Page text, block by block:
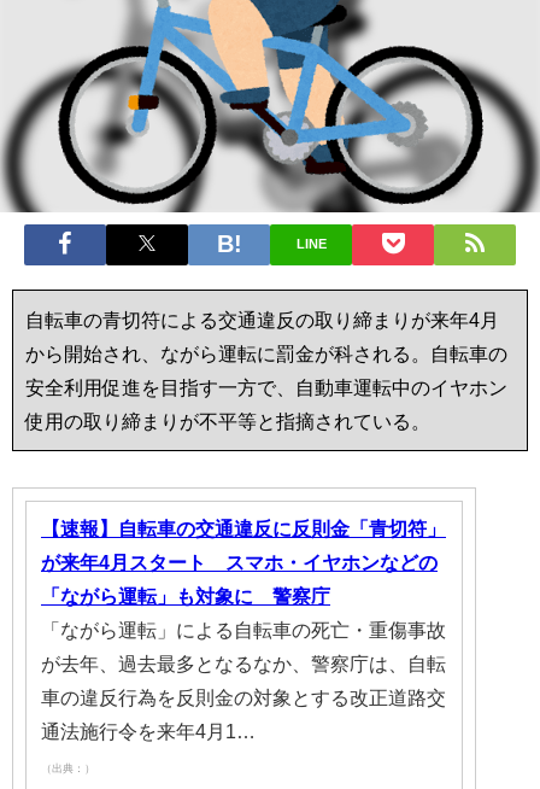
LINE
自転車の青切符による交通違反の取り締まりが来年4月
から開始され、ながら運転に罰金が科される。自転車の
安全利用促進を目指す一方で、自動車運転中のイヤホン
使用の取り締まりが不平等と指摘されている。
【速報】自転車の交通違反に反則金「青切符」
が来年4月スタート スマホ・イヤホンなどの
「ながら運転」も対象に 警察庁
「ながら運転」による自転車の死亡・重傷事故
が去年、過去最多となるなか、警察庁は、自転
車の違反行為を反則金の対象とする改正道路交
通法施行令を来年4月1…
（出典：）